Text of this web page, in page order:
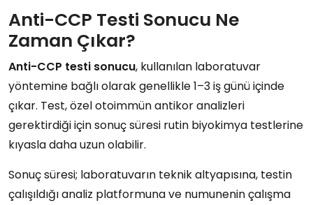
Anti-CCP Testi Sonucu Ne
Zaman Çıkar?
Anti-CCP testi sonucu, kullanılan laboratuvar
yöntemine bağlı olarak genellikle 1–3 iş günü içinde
çıkar. Test, özel otoimmün antikor analizleri
gerektirdiği için sonuç süresi rutin biyokimya testlerine
kıyasla daha uzun olabilir.
Sonuç süresi; laboratuvarın teknik altyapısına, testin
çalışıldığı analiz platformuna ve numunenin çalışma